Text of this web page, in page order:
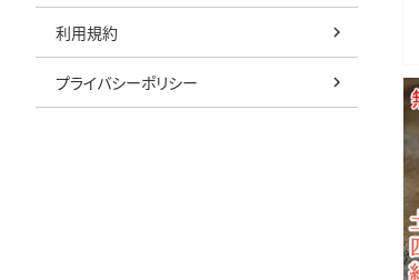
利用規約
プライバシーポリシー